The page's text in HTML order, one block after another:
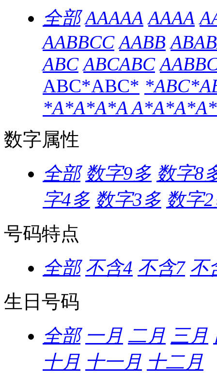
全部 AAAAA AAAA
AABBCC AABB
ABC ABCABC
ABC*ABC*
*A*A*A*AA*A*A*A*
数字属性
全部 数字9多 数字8
字4多 数字3多 数字
号码特点
全部 不含4 不含7 不
生日号码
全部 一月 二月 三月
十月 十一月 十二月